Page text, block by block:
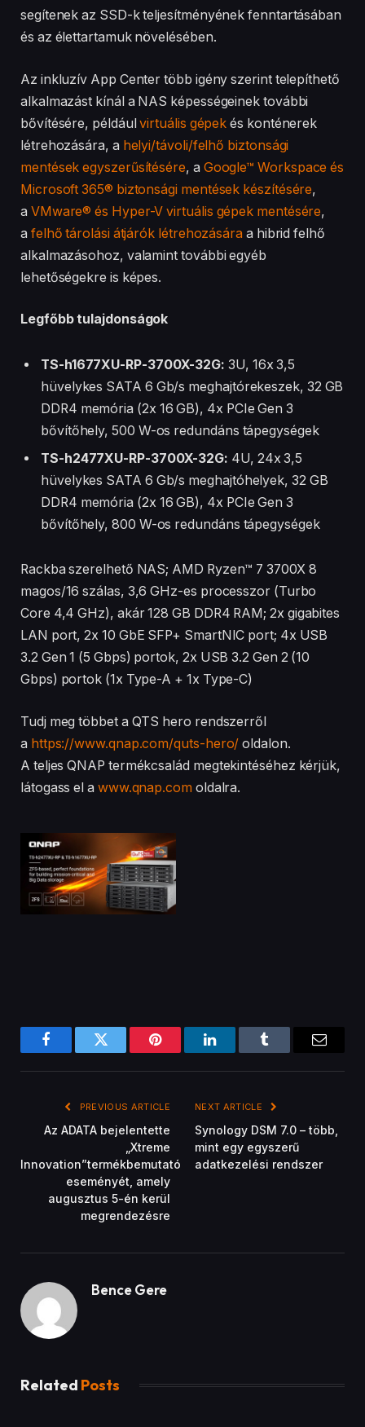
segítenek az SSD-k teljesítményének fenntartásában
és az élettartamuk növelésében.
Az inkluzív App Center több igény szerint telepíthető
alkalmazást kínál a NAS képességeinek további
bővítésére, példáulvirtuális gépek és konténerek
létrehozására, a helyi/távoli/felhő biztonsági
mentések egyszerűsítésére, a Google™ Workspace és
Microsoft 365® biztonsági mentések készítésére,
a VMware® és Hyper-V virtuális gépek mentésére,
a felhő tárolási átjárók létrehozásáraa hibrid felhő
alkalmazásohoz, valamint további egyéb
lehetőségekre is képes.
Legfőbb tulajdonságok
TS-h1677XU-RP-3700X-32G: 3U, 16x 3,5
hüvelykes SATA 6 Gb/s meghajtórekeszek, 32 GB
DDR4 memória (2x 16 GB), 4x PCIe Gen 3
bővítőhely, 500 W-os redundáns tápegységek
TS-h2477XU-RP-3700X-32G: 4U, 24x 3,5
hüvelykes SATA 6 Gb/s meghajtóhelyek, 32 GB
DDR4 memória (2x 16 GB), 4x PCIe Gen 3
bővítőhely, 800 W-os redundáns tápegységek
Rackba szerelhető NAS; AMD Ryzen™ 7 3700X 8
magos/16 szálas, 3,6 GHz-es processzor (Turbo
Core 4,4 GHz), akár 128 GB DDR4 RAM; 2x gigabites
LAN port, 2x 10 GbE SFP+ SmartNIC port; 4x USB
3.2 Gen 1 (5 Gbps) portok, 2x USB 3.2 Gen 2 (10
Gbps) portok (1x Type-A + 1x Type-C)
Tudj meg többet a QTS hero rendszerről
a https://www.qnap.com/quts-hero/ oldalon.
A teljes QNAP termékcsalád megtekintéséhez kérjük,
látogass el a www.qnap.comoldalra.
FacebookTwitter Pinterest LinkedInTumblr
PREVIOUS ARTICLE
Az ADATA bejelentette
„Xtreme
Innovation”termékbemutató
eseményét, amely
augusztus 5-én kerül
megrendezésre
NEXT ARTICLE
Synology DSM 7.0 – több,
mint egy egyszerű
adatkezelési rendszer
Bence Gere
Related Posts